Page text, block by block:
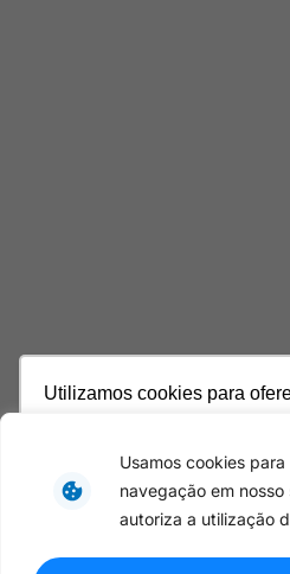
Utilizamos cookies para
personalizar conteúdo. Ao
concorda com o uso de
Usamos cookies
navegação em
autoriza a utilização